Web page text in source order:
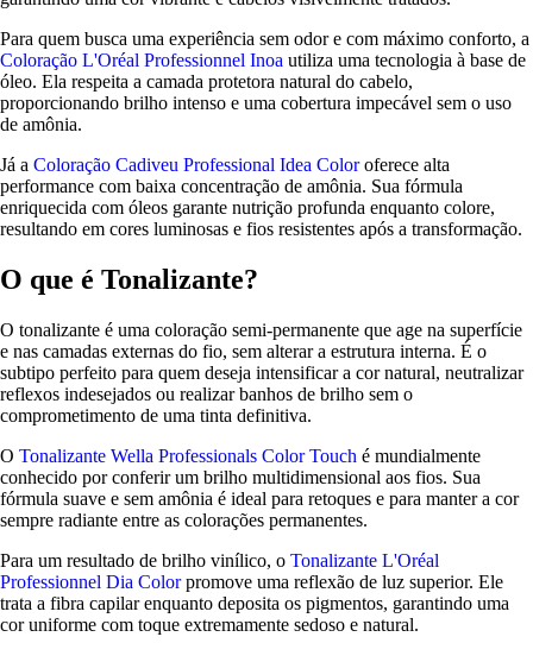
Para quem busca uma experiência sem odor e com máximo conforto, a
Coloração L'Oréal Professionnel Inoa utiliza uma tecnologia à base de
óleo. Ela respeita a camada protetora natural do cabelo,
proporcionando brilho intenso e uma cobertura impecável sem o uso
de amônia.
Já a Coloração Cadiveu Professional Idea Coloroferece alta
performance com baixa concentração de amônia. Sua fórmula
enriquecida com óleos garante nutrição profunda enquanto colore,
resultando em cores luminosas e fios resistentes após a transformação.
O que é Tonalizante?
O tonalizante é uma coloração semi-permanente que age na superfície
e nas camadas externas do fio, sem alterar a estrutura interna. É o
subtipo perfeito para quem deseja intensificar a cor natural, neutralizar
reflexos indesejados ou realizar banhos de brilho sem o
comprometimento de uma tinta definitiva.
O Tonalizante Wella Professionals Color Touch é mundialmente
conhecido por conferir um brilho multidimensional aos fios. Sua
fórmula suave e sem amônia é ideal para retoques e para manter a cor
sempre radiante entre as colorações permanentes.
Para um resultado de brilho vinílico, o Tonalizante L'Oréal
Professionnel Dia Colorpromove uma reflexão de luz superior. Ele
trata a fibra capilar enquanto deposita os pigmentos, garantindo uma
cor uniforme com toque extremamente sedoso e natural.